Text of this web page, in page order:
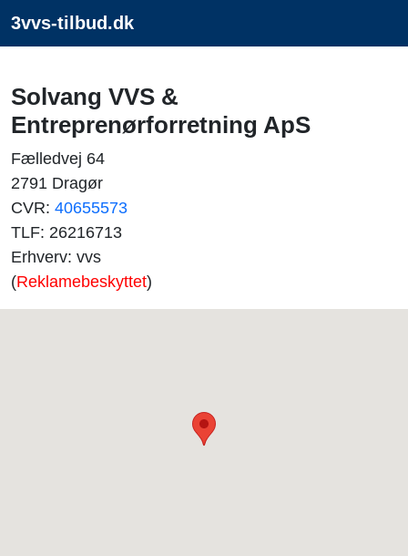
3vvs-tilbud.dk
Solvang VVS &
Entreprenørforretning ApS
Fælledvej 64
2791 Dragør
CVR: 40655573
TLF: 26216713
Erhverv: vvs
(Reklamebeskyttet)